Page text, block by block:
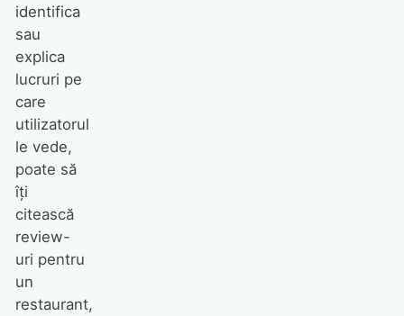
identifica
sau
explica
lucruri pe
care
utilizatorul
le vede,
poate să
îți
citească
review-
uri pentru
un
restaurant,